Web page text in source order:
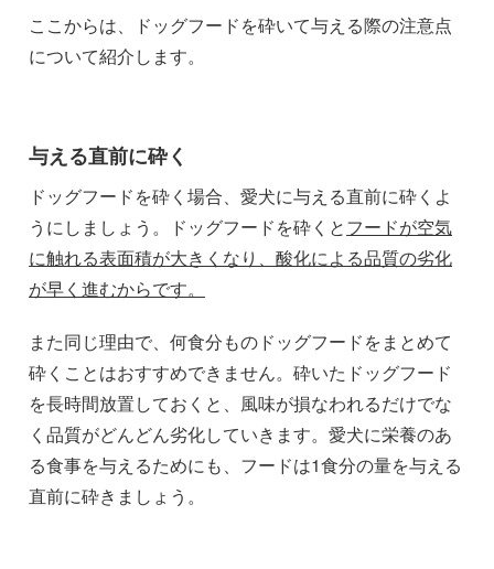
ここからは、ドッグフードを砕いて与える際の注意点
について紹介します。
与える直前に砕く
ドッグフードを砕く場合、愛犬に与える直前に砕くよ
うにしましょう。ドッグフードを砕くとフードが空気
に触れる表面積が大きくなり、酸化による品質の劣化
が早く進むからです。
また同じ理由で、何食分ものドッグフードをまとめて
砕くことはおすすめできません。砕いたドッグフード
を長時間放置しておくと、風味が損なわれるだけでな
く品質がどんどん劣化していきます。愛犬に栄養のあ
る食事を与えるためにも、フードは1食分の量を与える
直前に砕きましょう。